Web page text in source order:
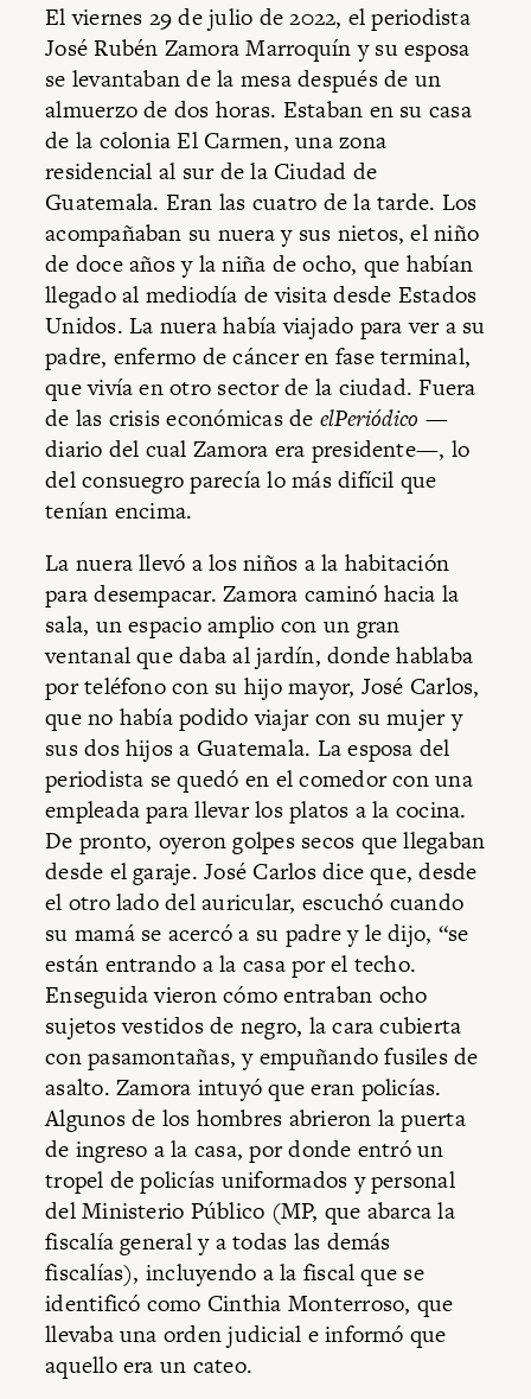
El viernes 29 de julio de 2022, el periodista
José Rubén Zamora Marroquín y su esposa
se levantaban de la mesa después de un
almuerzo de dos horas. Estaban en su casa
de la colonia El Carmen, una zona
residencial al sur de la Ciudad de
Guatemala. Eran las cuatro de la tarde. Los
acompañaban su nuera y sus nietos, el niño
de doce años y la niña de ocho, que habían
llegado al mediodía de visita desde Estados
Unidos. La nuera había viajado para ver a su
padre, enfermo de cáncer en fase terminal,
que vivía en otro sector de la ciudad. Fuera
de las crisis económicas de elPeriódico —
diario del cual Zamora era presidente—, lo
del consuegro parecía lo más difícil que
tenían encima.
La nuera llevó a los niños a la habitación
para desempacar. Zamora caminó hacia la
sala, un espacio amplio con un gran
ventanal que daba al jardín, donde hablaba
por teléfono con su hijo mayor, José Carlos,
que no había podido viajar con su mujer y
sus dos hijos a Guatemala. La esposa del
periodista se quedó en el comedor con una
empleada para llevar los platos a la cocina.
De pronto, oyeron golpes secos que llegaban
desde el garaje. José Carlos dice que, desde
el otro lado del auricular, escuchó cuando
su mamá se acercó a su padre y le dijo, “se
están entrando a la casa por el techo.
Enseguida vieron cómo entraban ocho
sujetos vestidos de negro, la cara cubierta
con pasamontañas, y empuñando fusiles de
asalto. Zamora intuyó que eran policías.
Algunos de los hombres abrieron la puerta
de ingreso a la casa, por donde entró un
tropel de policías uniformados y personal
del Ministerio Público (MP, que abarca la
fiscalía general y a todas las demás
fiscalías), incluyendo a la fiscal que se
identificó como Cinthia Monterroso, que
llevaba una orden judicial e informó que
aquello era un cateo.